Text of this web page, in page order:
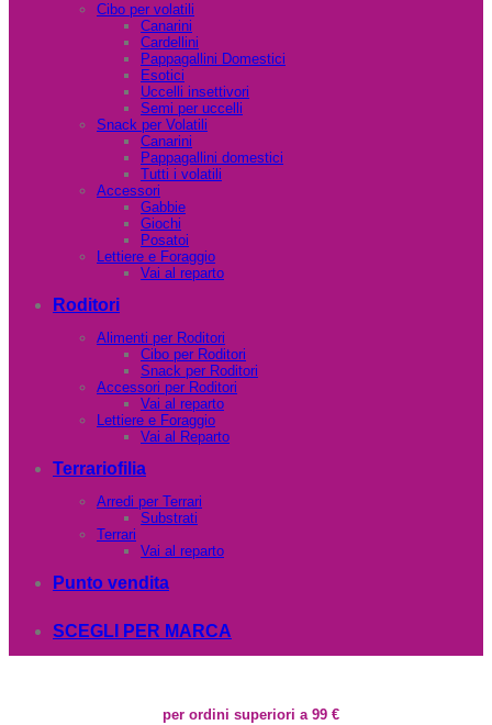
Cibo per volatili
Canarini
Cardellini
Pappagallini Domestici
Esotici
Uccelli insettivori
Semi per uccelli
Snack per Volatili
Canarini
Pappagallini domestici
Tutti i volatili
Accessori
Gabbie
Giochi
Posatoi
Lettiere e Foraggio
Vai al reparto
Roditori
Alimenti per Roditori
Cibo per Roditori
Snack per Roditori
Accessori per Roditori
Vai al reparto
Lettiere e Foraggio
Vai al Reparto
Terrariofilia
Arredi per Terrari
Substrati
Terrari
Vai al reparto
Punto vendita
SCEGLI PER MARCA
per ordini superiori a 99 €